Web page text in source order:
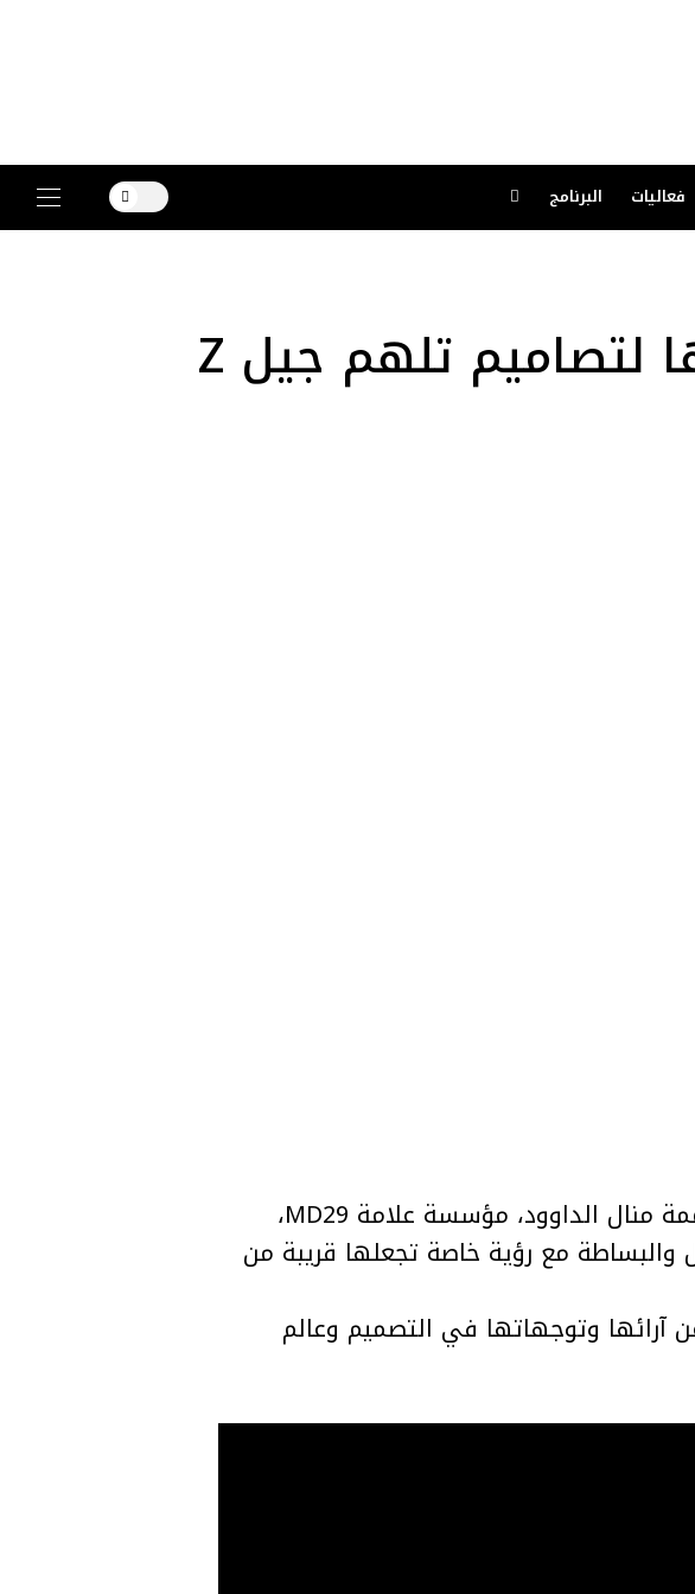
فعاليات البرنامج
حصرياً: منال الداوود تكشف رؤيتها لتصاميم تلهم جيل Z
في مشهد الأزياء السعودي الذي يشهد تطوراً لافتاً، برزت المصممة منال الداوود، مؤسسة علامة MD29،
والبساطة مع رؤية خاصة تجعلها قريبة من
آرائها وتوجهاتها في التصميم وعالم